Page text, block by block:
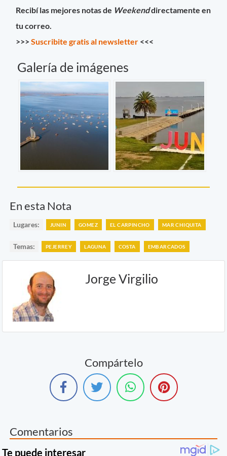
Recibí las mejores notas de Weekenddirectamente en
tu correo.
>>>Suscribite gratis al newsletter <<<
Galería de imágenes
En esta Nota
Lugares: JUNIN GOMEZ EL CARPINCHO MAR CHIQUITA
Temas: PEJERREY LAGUNA COSTA EMBARCADOS
Jorge Virgilio
Compártelo
Comentarios